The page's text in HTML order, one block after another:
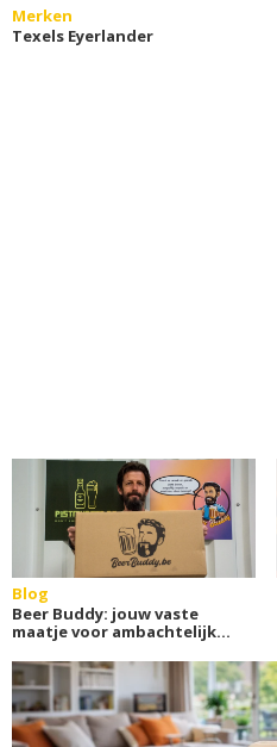
Merken
Texels Eyerlander
Blog
Beer Buddy: jouw vaste
maatje voor ambachtelijk